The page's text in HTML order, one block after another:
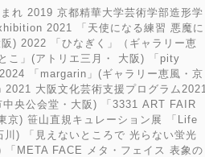
れ 2019 京都精華大学芸術学部造形学
2021 「天使になる練習 悪魔に
) 2022 「ひなぎく」（ギャラリー恵
こ」(アトリエ三月・ 大阪) 「pity
「margarin」(ギャラリー恵風・京
大阪文化芸術支援プログラム2021
央公会堂・大阪) 「3331 ART FAIR
京) 笹山直規キュレーション展 「Life
) 「見えないところで 光らない蛍光
「META FACE メタ・フェイス 表象の